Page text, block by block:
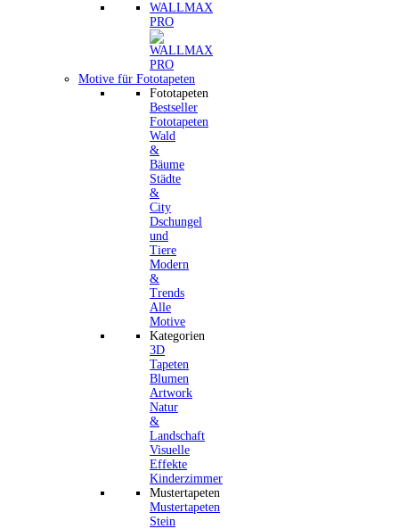
WALLMAX
PRO
Motive für Fototapeten
Fototapeten
Bestseller
Fototapeten
Wald
&
Bäume
Städte
&
City
Dschungel
und
Tiere
Modern
&
Trends
Alle
Motive
Kategorien
3D
Tapeten
Blumen
Artwork
Natur
&
Landschaft
Visuelle
Effekte
Kinderzimmer
Mustertapeten
Mustertapeten
Stein